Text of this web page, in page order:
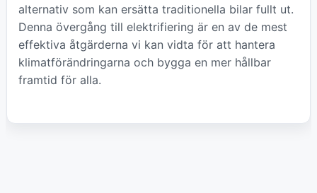
alternativ som kan ersätta traditionella bilar fullt ut.
Denna övergång till elektrifiering är en av de mest
effektiva åtgärderna vi kan vidta för att hantera
klimatförändringarna och bygga en mer hållbar
framtid för alla.